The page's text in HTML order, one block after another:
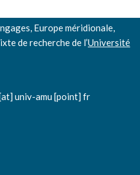
Europe méridionale,
de recherche de l’Université
univ-amu [point] fr